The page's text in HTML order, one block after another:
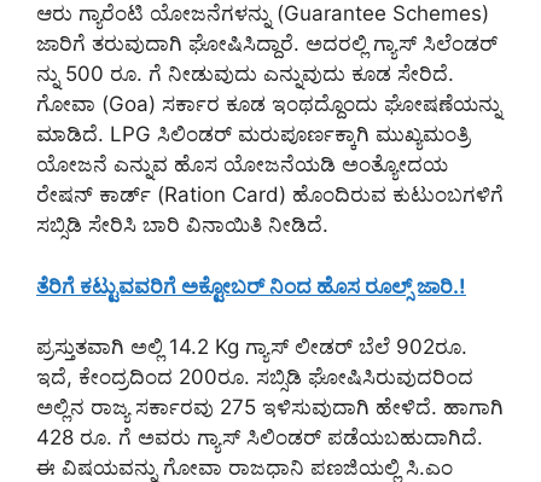
ಆರು ಗ್ಯಾರೆಂಟಿ ಯೋಜನೆಗಳನ್ನು (Guarantee Schemes)
ಜಾರಿಗೆ ತರುವುದಾಗಿ ಘೋಷಿಸಿದ್ದಾರೆ. ಅದರಲ್ಲಿ ಗ್ಯಾಸ್ ಸಿಲೆಂಡರ್
ನ್ನು 500 ರೂ. ಗೆ ನೀಡುವುದು ಎನ್ನುವುದು ಕೂಡ ಸೇರಿದೆ.
ಗೋವಾ (Goa) ಸರ್ಕಾರ ಕೂಡ ಇಂಥದ್ದೊಂದು ಘೋಷಣೆಯನ್ನು
ಮಾಡಿದೆ. LPG ಸಿಲಿಂಡರ್ ಮರುಪೂರ್ಣಕ್ಕಾಗಿ ಮುಖ್ಯಮಂತ್ರಿ
ಯೋಜನೆ ಎನ್ನುವ ಹೊಸ ಯೋಜನೆಯಡಿ ಅಂತ್ಯೋದಯ
ರೇಷನ್ ಕಾರ್ಡ್ (Ration Card) ಹೊಂದಿರುವ ಕುಟುಂಬಗಳಿಗೆ
ಸಬ್ಸಿಡಿ ಸೇರಿಸಿ ಬಾರಿ ವಿನಾಯಿತಿ ನೀಡಿದೆ.
ತೆರಿಗೆ ಕಟ್ಟುವವರಿಗೆ ಅಕ್ಟೋಬರ್ ನಿಂದ ಹೊಸ ರೂಲ್ಸ್ ಜಾರಿ.!
ಪ್ರಸ್ತುತವಾಗಿ ಅಲ್ಲಿ 14.2 Kg ಗ್ಯಾಸ್ ಲೀಡರ್ ಬೆಲೆ 902ರೂ.
ಇದೆ, ಕೇಂದ್ರದಿಂದ 200ರೂ. ಸಬ್ಸಿಡಿ ಘೋಷಿಸಿರುವುದರಿಂದ
ಅಲ್ಲಿನ ರಾಜ್ಯ ಸರ್ಕಾರವು 275 ಇಳಿಸುವುದಾಗಿ ಹೇಳಿದೆ. ಹಾಗಾಗಿ
428 ರೂ. ಗೆ ಅವರು ಗ್ಯಾಸ್ ಸಿಲಿಂಡರ್ ಪಡೆಯಬಹುದಾಗಿದೆ.
ಈ ವಿಷಯವನ್ನು ಗೋವಾ ರಾಜಧಾನಿ ಪಣಜಿಯಲ್ಲಿ ಸಿ.ಎಂ